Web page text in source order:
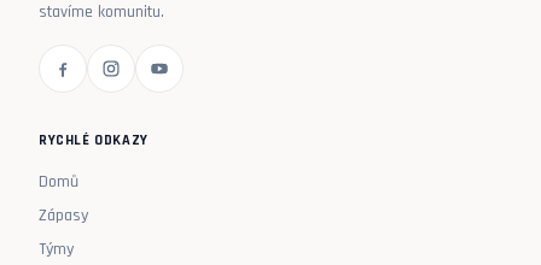
stavíme komunitu.
RYCHLÉ ODKAZY
Domů
Zápasy
Týmy